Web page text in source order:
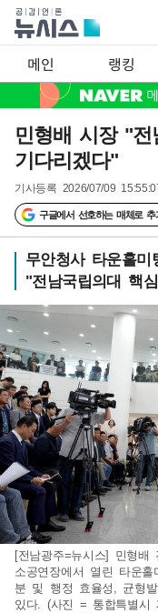
메인 랭킹
민형배 시장 "전
기다리겠다"
기사등록 2026/07/09
구글에서 선호하는 매체로 추
무안청사 타운홀
"전남국립의대 핵
[전남광주=뉴시스] 민형배
소공연장에서 열린 타운
분 및 행정 효율성, 균형
있다. (사진 = 통합특별시